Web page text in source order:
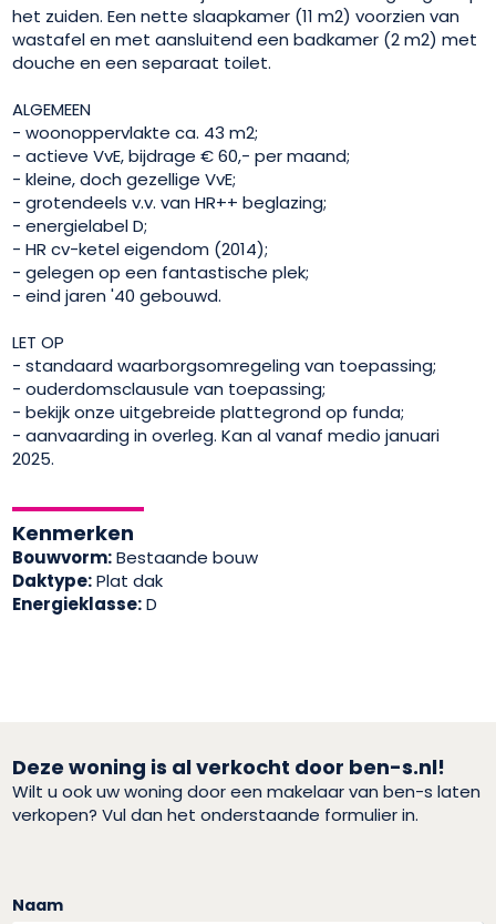
het zuiden. Een nette slaapkamer (11 m2) voorzien van
wastafel en met aansluitend een badkamer (2 m2) met
douche en een separaat toilet.
ALGEMEEN
- woonoppervlakte ca. 43 m2;
- actieve VvE, bijdrage € 60,- per maand;
- kleine, doch gezellige VvE;
- grotendeels v.v. van HR++ beglazing;
- energielabel D;
- HR cv-ketel eigendom (2014);
- gelegen op een fantastische plek;
- eind jaren '40 gebouwd.
LET OP
- standaard waarborgsomregeling van toepassing;
- ouderdomsclausule van toepassing;
- bekijk onze uitgebreide plattegrond op funda;
- aanvaarding in overleg. Kan al vanaf medio januari
2025.
Kenmerken
Bouwvorm:Bestaande bouw
Daktype:Plat dak
Energieklasse:D
Deze woning is al verkocht door ben-s.nl!
Wilt u ook uw woning door een makelaar van ben-s laten
verkopen? Vul dan het onderstaande formulier in.
Naam